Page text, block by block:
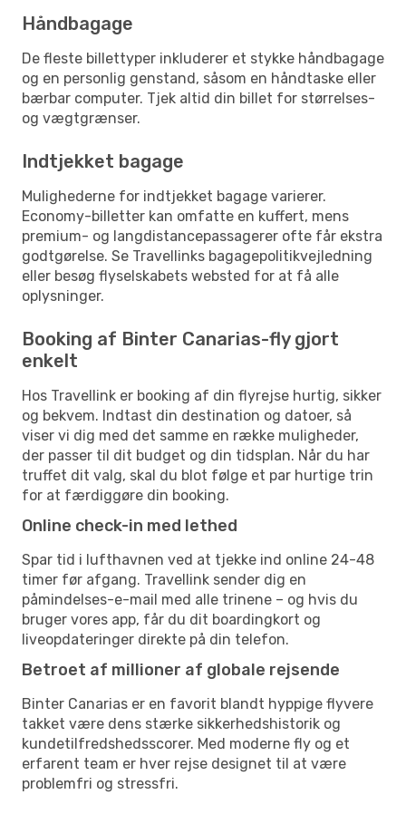
Håndbagage
De fleste billettyper inkluderer et stykke håndbagage
og en personlig genstand, såsom en håndtaske eller
bærbar computer. Tjek altid din billet for størrelses-
og vægtgrænser.
Indtjekket bagage
Mulighederne for indtjekket bagage varierer.
Economy-billetter kan omfatte en kuffert, mens
premium- og langdistancepassagerer ofte får ekstra
godtgørelse. Se Travellinks bagagepolitikvejledning
eller besøg flyselskabets websted for at få alle
oplysninger.
Booking af Binter Canarias-fly gjort
enkelt
Hos Travellink er booking af din flyrejse hurtig, sikker
og bekvem. Indtast din destination og datoer, så
viser vi dig med det samme en række muligheder,
der passer til dit budget og din tidsplan. Når du har
truffet dit valg, skal du blot følge et par hurtige trin
for at færdiggøre din booking.
Online check-in med lethed
Spar tid i lufthavnen ved at tjekke ind online 24-48
timer før afgang. Travellink sender dig en
påmindelses-e-mail med alle trinene – og hvis du
bruger vores app, får du dit boardingkort og
liveopdateringer direkte på din telefon.
Betroet af millioner af globale rejsende
Binter Canarias er en favorit blandt hyppige flyvere
takket være dens stærke sikkerhedshistorik og
kundetilfredshedsscorer. Med moderne fly og et
erfarent team er hver rejse designet til at være
problemfri og stressfri.